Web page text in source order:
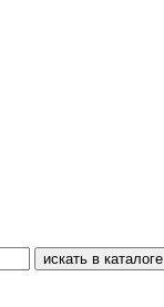
искать в каталоге